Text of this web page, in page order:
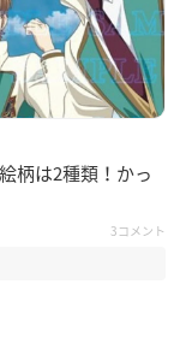
柄は2種類！かっ
3コメント